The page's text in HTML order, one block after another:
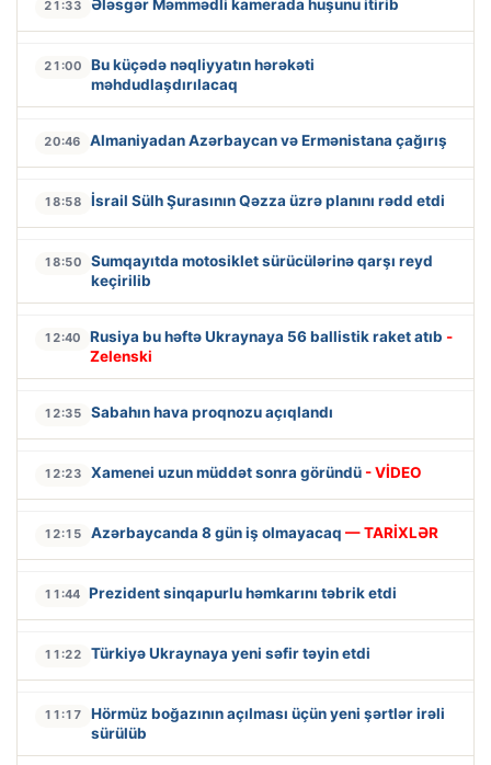
21:33 Ələsgər Məmmədli kamerada huşunu itirib
21:00
Bu küçədə nəqliyyatın hərəkəti
məhdudlaşdırılacaq
20:46 Almaniyadan Azərbaycan və Ermənistana çağırış
18:58 İsrail Sülh Şurasının Qəzza üzrə planını rədd etdi
18:50
Sumqayıtda motosiklet sürücülərinə qarşı reyd
keçirilib
12:40 Rusiya bu həftə Ukraynaya 56 ballistik raket atıb -
Zelenski
12:35 Sabahın hava proqnozu açıqlandı
12:23 Xamenei uzun müddət sonra göründü - VİDEO
12:15 Azərbaycanda 8 gün iş olmayacaq — TARİXLƏR
11:44 Prezident sinqapurlu həmkarını təbrik etdi
11:22 Türkiyə Ukraynaya yeni səfir təyin etdi
11:17
Hörmüz boğazının açılması üçün yeni şərtlər irəli
sürülüb